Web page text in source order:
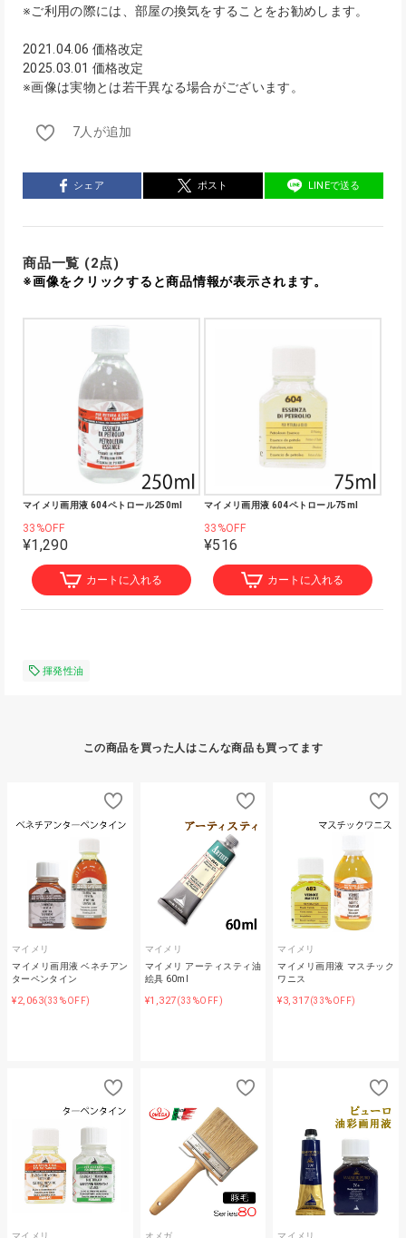
※ご利用の際には、部屋の換気をすることをお勧めします。
2021.04.06 価格改定
2025.03.01 価格改定
※画像は実物とは若干異なる場合がございます。
7人が追加
シェア ポスト LINEで送る
商品一覧 (2点)
※画像をクリックすると商品情報が表示されます。
マイメリ画用液 604ペトロール250ml
33%OFF
¥1,290
カートに入れる
マイメリ画用液 604ペトロール75ml
33%OFF
¥516
カートに入れる
揮発性油
この商品を買った人はこんな商品も買ってます
マイメリ
マイメリ画用液 ベネチアン
ターペンタイン
¥2,063(33%OFF)
マイメリ
マイメリ アーティスティ油
絵具 60ml
¥1,327(33%OFF)
マイメリ
マイメリ画用液 マスチック
ワニス
¥3,317(33%OFF)
マイメリ オメガ マイメリ